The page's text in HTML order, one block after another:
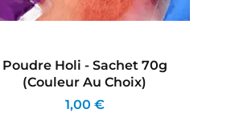
Poudre Holi - Sachet 70g
(couleur Au Choix)
1,00 €